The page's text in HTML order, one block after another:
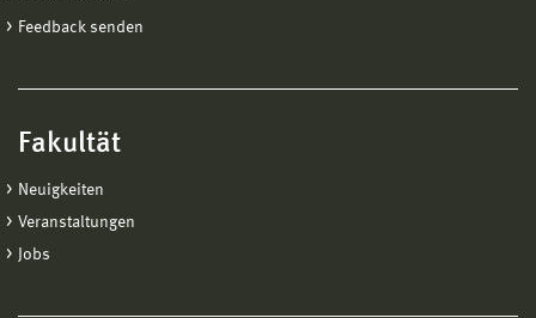
Feedback senden
Fakultät
Neuigkeiten
Veranstaltungen
Jobs